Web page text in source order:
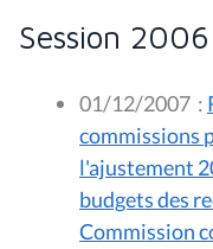
Session
01/12/2007 :
commissions
l'ajustement
budgets des
Commission